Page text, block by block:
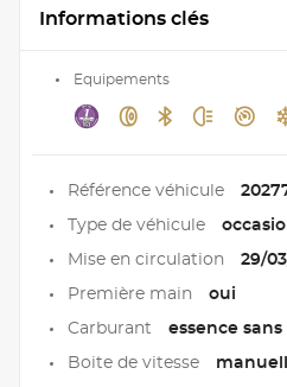
Informations clés
Equipements
Référence véhicule
Type de véhicule
Mise en circulation 29/
Première main oui
Carburant essence
Boite de vitesse